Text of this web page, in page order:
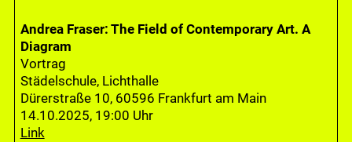
Andrea Fraser: The Field of Contemporary Art. A
Diagram
Vortrag
Städelschule, Lichthalle
Dürerstraße 10, 60596 Frankfurt am Main
14.10.2025, 19:00 Uhr
Link